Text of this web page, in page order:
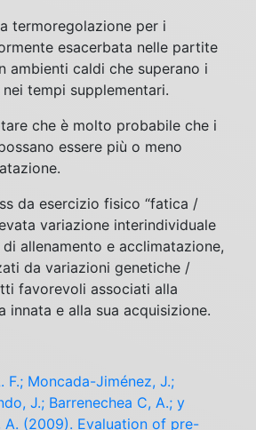
termoregolazione per i
esacerbata nelle partite
ambienti caldi che superano i
tempi supplementari.
che è molto probabile che i
essere più o meno
da esercizio fisico “fatica /
variazione interindividuale
allenamento e acclimatazione,
da variazioni genetiche /
favorevoli associati alla
innata e alla sua acquisizione.
F.; Moncada-Jiménez, J.;
J.; Barrenechea C, A.; y
A. (2009). Evaluation of pre-